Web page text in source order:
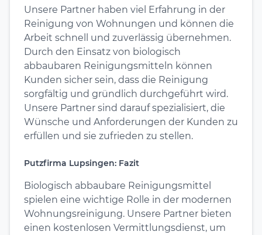
Unsere Partner haben viel Erfahrung in der
Reinigung von Wohnungen und können die
Arbeit schnell und zuverlässig übernehmen.
Durch den Einsatz von biologisch
abbaubaren Reinigungsmitteln können
Kunden sicher sein, dass die Reinigung
sorgfältig und gründlich durchgeführt wird.
Unsere Partner sind darauf spezialisiert, die
Wünsche und Anforderungen der Kunden zu
erfüllen und sie zufrieden zu stellen.
Putzfirma Lupsingen: Fazit
Biologisch abbaubare Reinigungsmittel
spielen eine wichtige Rolle in der modernen
Wohnungsreinigung. Unsere Partner bieten
einen kostenlosen Vermittlungsdienst, um